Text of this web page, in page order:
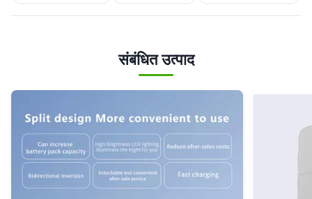
संबंधित उत्पाद